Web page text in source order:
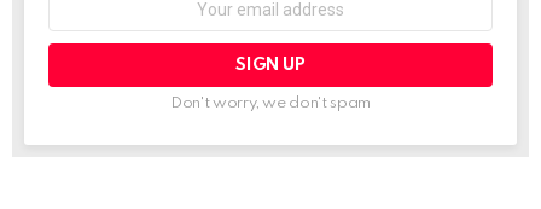
Don't worry, we don't spam